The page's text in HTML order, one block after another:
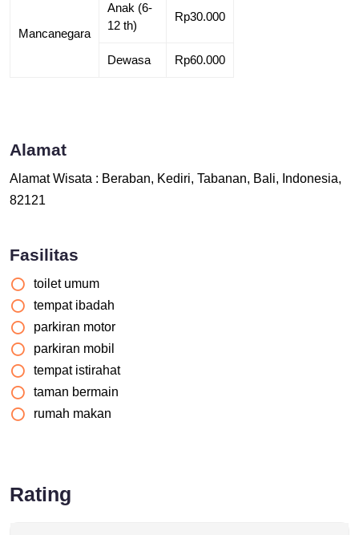
Mancanegara
Anak (6-
12 th)
Rp30.000
Dewasa Rp60.000
Alamat
Alamat Wisata : Beraban, Kediri, Tabanan, Bali, Indonesia,
82121
Fasilitas
toilet umum
tempat ibadah
parkiran motor
parkiran mobil
tempat istirahat
taman bermain
rumah makan
Rating